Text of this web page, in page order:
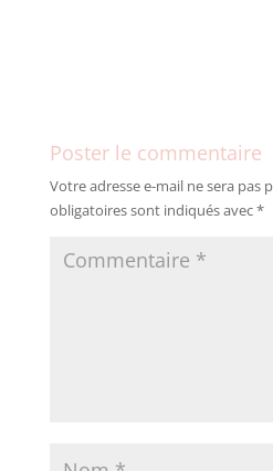
Poster le commentaire
Votre adresse e-mail ne sera pas
obligatoires sont indiqués avec*